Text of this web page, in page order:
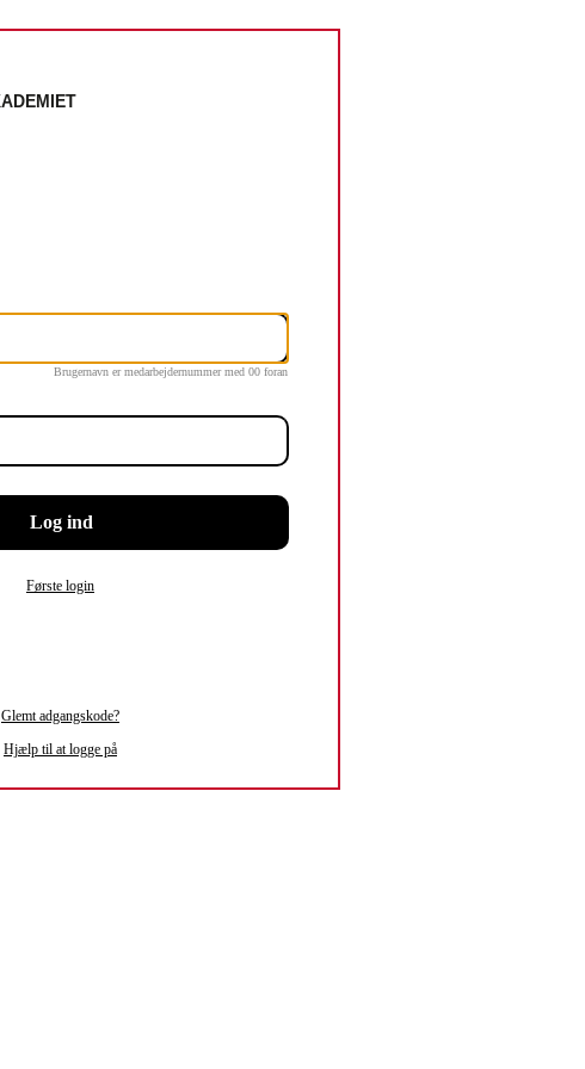
Brugernavn er medarbejdernummer med 00 foran
Første login
Glemt adgangskode?
Hjælp til at logge på